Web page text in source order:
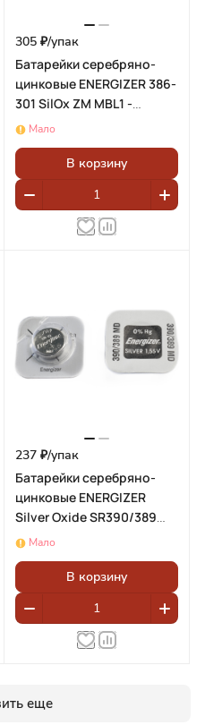
305 ₽/упак
Батарейки серебряно-
цинковые ENERGIZER 386-
301 SilOx ZM MBL1 -
(блистер 1шт)
Мало
В корзину
237 ₽/упак
Батарейки серебряно-
цинковые ENERGIZER
Silver Oxide SR390/389
BL1 (блистер 1шт)
Мало
В корзину
еще